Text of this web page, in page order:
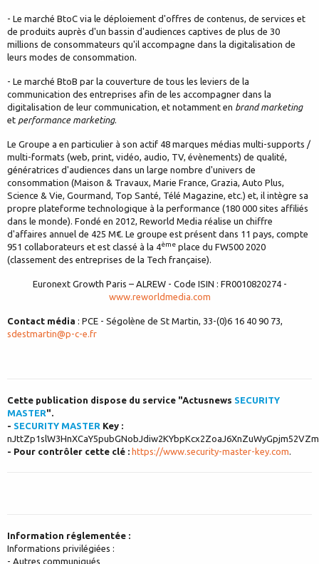
- Le marché BtoC via le déploiement d'offres de contenus, de services et
de produits auprès d'un bassin d'audiences captives de plus de 30
millions de consommateurs qu'il accompagne dans la digitalisation de
leurs modes de consommation.
- Le marché BtoB par la couverture de tous les leviers de la
communication des entreprises afin de les accompagner dans la
digitalisation de leur communication, et notamment en brand marketing
et performance marketing.
Le Groupe a en particulier à son actif 48 marques médias multi-supports /
multi-formats (web, print, vidéo, audio, TV, évènements) de qualité,
génératrices d'audiences dans un large nombre d'univers de
consommation (Maison & Travaux, Marie France, Grazia, Auto Plus,
Science & Vie, Gourmand, Top Santé, Télé Magazine, etc.) et, il intègre sa
propre plateforme technologique à la performance (180 000 sites affiliés
dans le monde). Fondé en 2012, Reworld Media réalise un chiffre
d'affaires annuel de 425 M€. Le groupe est présent dans 11 pays, compte
951 collaborateurs et est classé à la 4ème place du FW500 2020
(classement des entreprises de la Tech française).
Euronext Growth Paris – ALREW - Code ISIN : FR0010820274 -
www.reworldmedia.com
Contact média : PCE - Ségolène de St Martin, 33-(0)6 16 40 90 73,
sdestmartin@p-c-e.fr
Cette publication dispose du service "Actusnews SECURITY
MASTER".
- SECURITY MASTER Key :
- Pour contrôler cette clé : https://www.security-master-key.com
Information réglementée :
Informations privilégiées :
- Autres communiqués